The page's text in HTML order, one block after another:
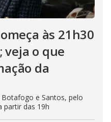
às 21h30
veja o que
da
e Santos, pelo
partir das 19h